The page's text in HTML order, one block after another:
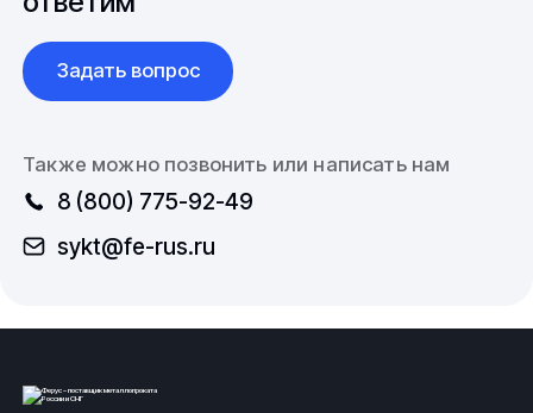
Задать вопрос
Также можно позвонить или написать нам
8 (800) 775-92-49
sykt@fe-rus.ru